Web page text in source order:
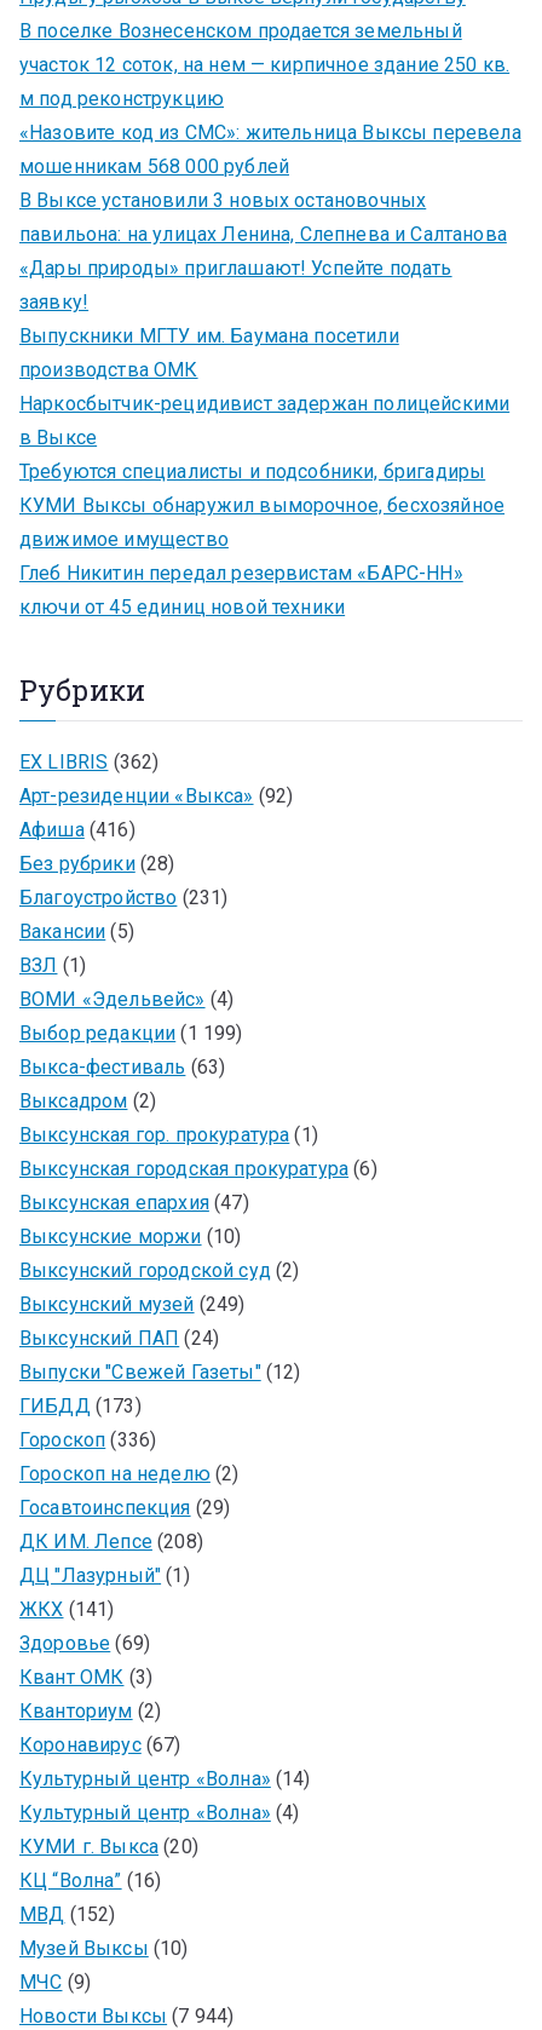
В поселке Вознесенском продается земельный
участок 12 соток, на нем — кирпичное здание 250 кв.
м под реконструкцию
«Назовите код из СМС»: жительница Выксы перевела
мошенникам 568 000 рублей
В Выксе установили 3 новых остановочных
павильона: на улицах Ленина, Слепнева и Салтанова
«Дары природы» приглашают! Успейте подать
заявку!
Выпускники МГТУ им. Баумана посетили
производства ОМК
Наркосбытчик-рецидивист задержан полицейскими
в Выксе
Требуются специалисты и подсобники, бригадиры
КУМИ Выксы обнаружил выморочное, бесхозяйное
движимое имущество
Глеб Никитин передал резервистам «БАРС-НН»
ключи от 45 единиц новой техники
Рубрики
EX LIBRIS (362)
Арт-резиденции «Выкса» (92)
Афиша(416)
Без рубрики(28)
Благоустройство (231)
Вакансии (5)
ВЗЛ (1)
ВОМИ «Эдельвейс» (4)
Выбор редакции (1 199)
Выкса-фестиваль (63)
Выксадром (2)
Выксунская гор. прокуратура (1)
Выксунская городская прокуратура (6)
Выксунская епархия(47)
Выксунские моржи (10)
Выксунский городской суд(2)
Выксунский музей (249)
Выксунский ПАП (24)
Выпуски "Свежей Газеты"(12)
ГИБДД(173)
Гороскоп (336)
Гороскоп на неделю(2)
Госавтоинспекция (29)
ДК ИМ. Лепсе(208)
ДЦ "Лазурный" (1)
ЖКХ (141)
Здоровье (69)
Квант ОМК (3)
Кванториум (2)
Коронавирус(67)
Культурный центр «Волна» (14)
Культурный центр «Волна» (4)
КУМИ г. Выкса (20)
КЦ “Волна” (16)
МВД (152)
Музей Выксы (10)
МЧС (9)
Новости Выксы (7 944)